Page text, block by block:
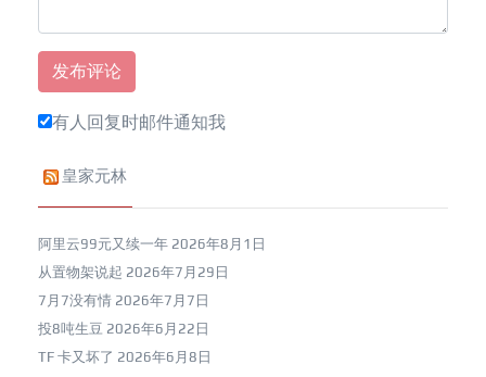
有人回复时邮件通知我
皇家元林
阿里云99元又续一年 2026年8月1日
从置物架说起 2026年7月29日
7月7没有情 2026年7月7日
投8吨生豆 2026年6月22日
TF 卡又坏了 2026年6月8日